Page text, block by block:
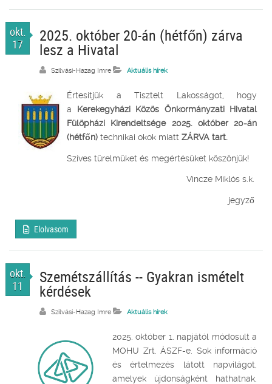
okt.
17
2025. október 20-án (hétfőn) zárva
lesz a Hivatal
Szilvási-Hazag Imre Aktuális hírek
Értesítjük a Tisztelt Lakosságot, hogy
a Kerekegyházi Közös Önkormányzati Hivatal
Fülöpházi Kirendeltsége 2025. október 20-án
(hétfőn) technikai okok miatt ZÁRVA tart.
Szíves türelmüket és megértésüket köszönjük!
Vincze Miklós s.k.
jegyző
Elolvasom
okt.
11
Szemétszállítás -- Gyakran ismételt
kérdések
Szilvási-Hazag Imre Aktuális hírek
2025. október 1. napjától módosult a
MOHU Zrt. ÁSZF-e. Sok információ
és értelmezés látott napvilágot,
amelyek újdonságként hathatnak,